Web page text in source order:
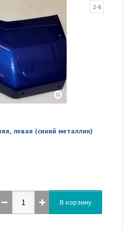
левая (синий металлик)
2-6
В корзину